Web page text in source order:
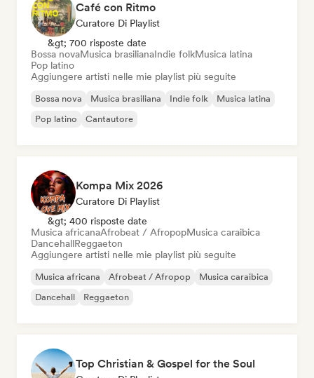
Café con Ritmo
Curatore Di Playlist
&gt; 700 risposte date
Bossa novaMusica brasilianaIndie folkMusica latina
Pop latino
Aggiungere artisti nelle mie playlist più seguite
Bossa nova Musica brasiliana Indie folk
Musica latina
Pop latino
Cantautore
Kompa Mix 2026
Curatore Di Playlist
&gt; 400 risposte date
Musica africanaAfrobeat / AfropopMusica caraibica
DancehallReggaeton
Aggiungere artisti nelle mie playlist più seguite
Musica africana Afrobeat / Afropop
Musica caraibica
Dancehall
Reggaeton
Top Christian & Gospel for the Soul